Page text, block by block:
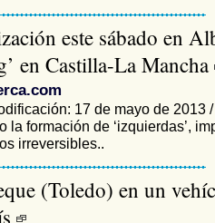
este sábado en
en Castilla-La Mancha
17 de mayo de 2013
formación de ‘izquierdas’,
irreversibles..
(Toledo) en un